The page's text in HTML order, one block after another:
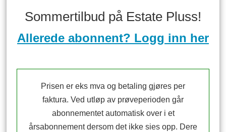
Sommertilbud på Estate Pluss!
Allerede abonnent? Logg inn her
Prisen er eks mva og betaling gjøres per
faktura. Ved utløp av prøveperioden går
abonnementet automatisk over i et
årsabonnement dersom det ikke sies opp. Dere